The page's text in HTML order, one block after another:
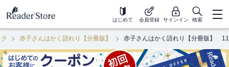
はじめて 会員登録 サインイン 検索
赤子さんはかく語れり【分冊版】 赤子さんはかく語れり【分冊版】 11